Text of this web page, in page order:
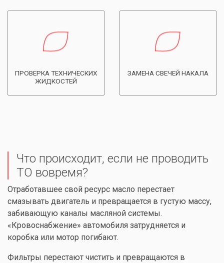
ПРОВЕРКА ТЕХНИЧЕСКИХ
ЖИДКОСТЕЙ
ЗАМЕНА СВЕЧЕЙ НАКАЛА
Что происходит, если не проводить
ТО вовремя?
Отработавшее свой ресурс масло перестает
смазывать двигатель и превращается в густую массу,
забивающую каналы масляной системы.
«Кровоснабжение» автомобиля затрудняется и
коробка или мотор погибают.
Фильтры перестают чистить и превращаются в